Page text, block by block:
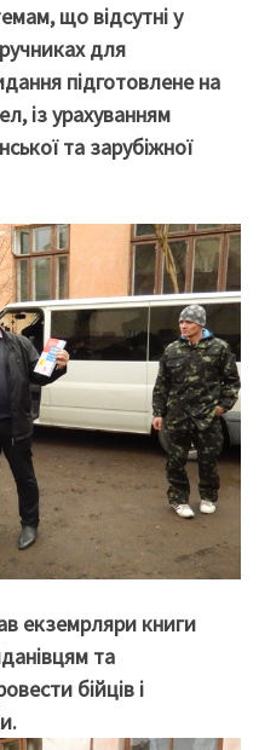
що відсутні у
для
підготовлене на
із урахуванням
та зарубіжної
екземрляри книги
та
бійців і